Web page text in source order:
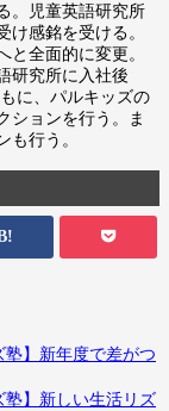
。児童英語研究所
け感銘を受ける。
と全面的に変更。
研究所に入社後
に、パルキッズの
ションを行う。ま
も行う。
】新年度で差がつ
】新しい生活リズ